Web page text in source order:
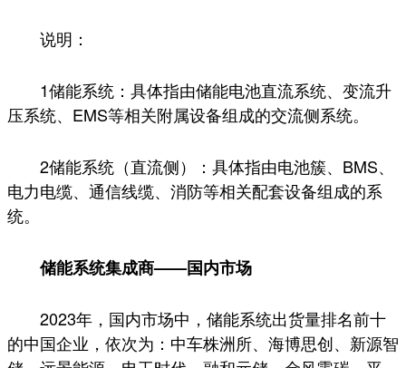
说明：
1储能系统：具体指由储能电池直流系统、变流升
压系统、EMS等相关附属设备组成的交流侧系统。
2储能系统（直流侧）：具体指由电池簇、BMS、
电力电缆、通信线缆、消防等相关配套设备组成的系
统。
储能系统集成商——国内市场
2023年，国内市场中，储能系统出货量排名前十
的中国企业，依次为：中车株洲所、海博思创、新源智